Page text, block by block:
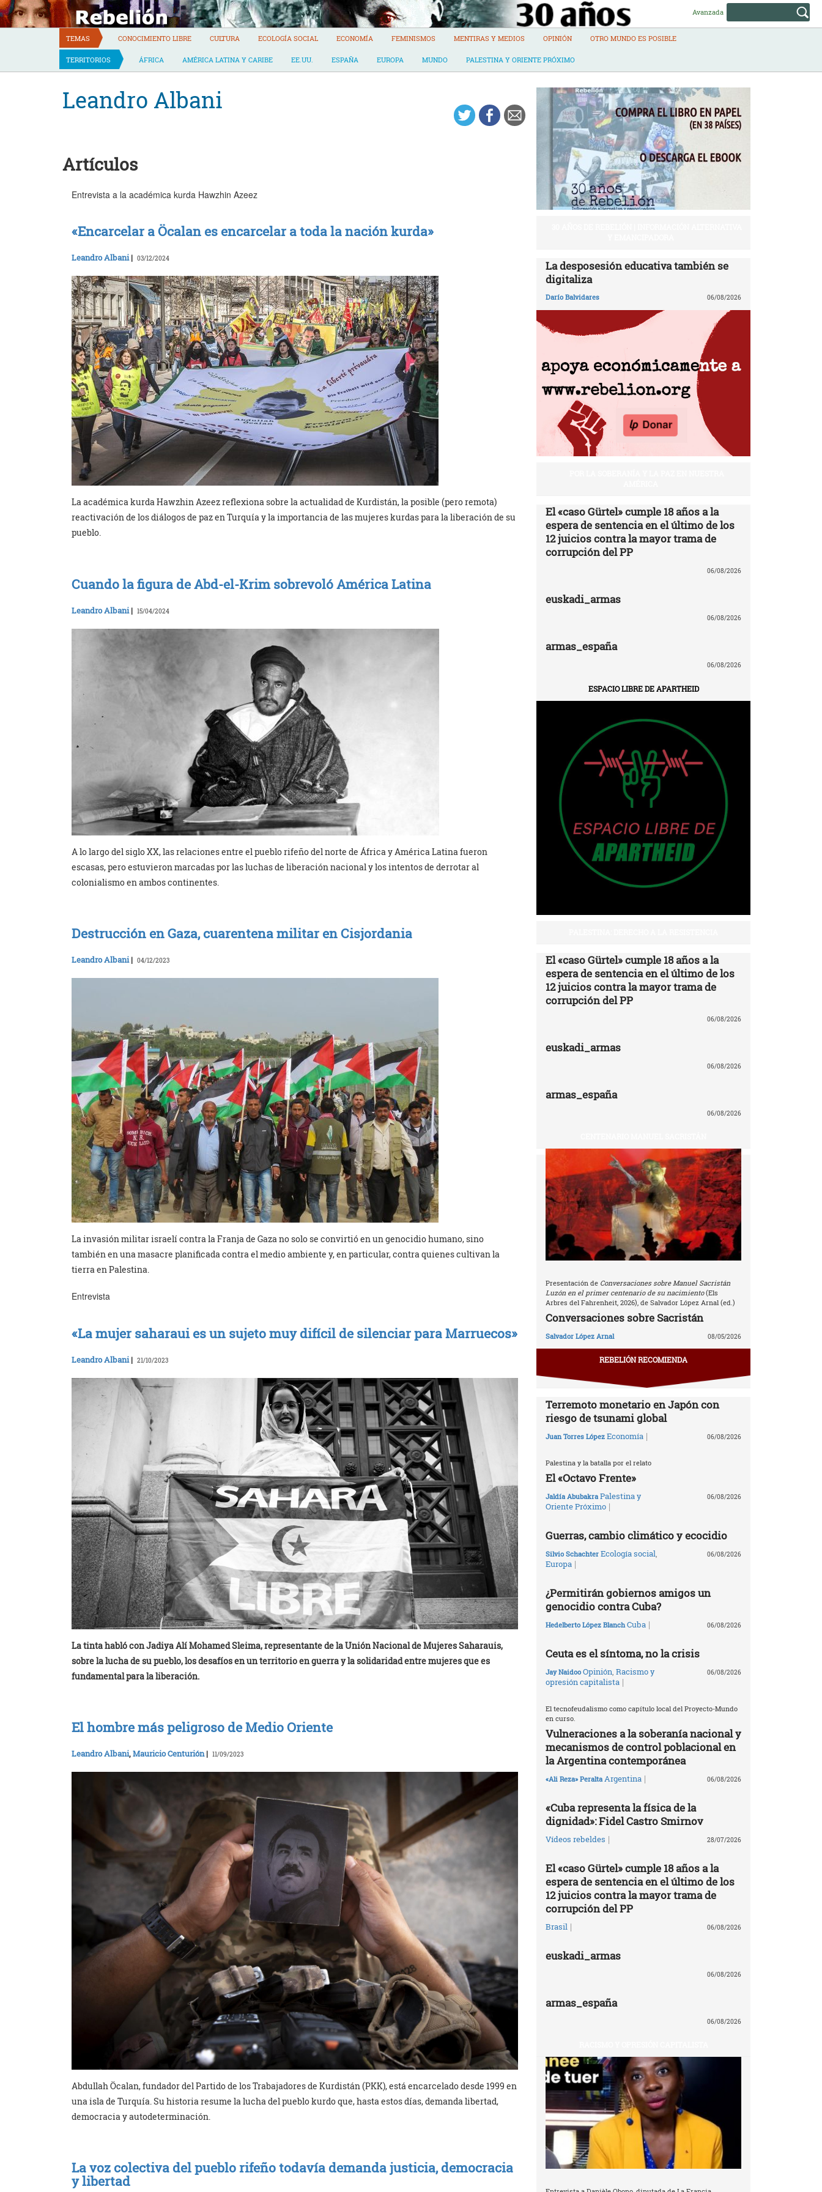
Skip
to
content
Avanzada
TEMAS CONOCIMIENTO LIBRE CULTURA ECOLOGÍA SOCIAL ECONOMÍA FEMINISMOS MENTIRAS Y MEDIOS OPINIÓN OTRO MUNDO ES POSIBLE
TERRITORIOS ÁFRICA AMÉRICA LATINA Y CARIBE EE.UU. ESPAÑA EUROPA MUNDO PALESTINA Y ORIENTE PRÓXIMO
Leandro Albani
Artículos
Entrevista a la académica kurda Hawzhin Azeez
«Encarcelar a Öcalan es encarcelar a toda la nación kurda»
Leandro Albani| 03/12/2024
La académica kurda Hawzhin Azeez reflexiona sobre la actualidad de Kurdistán, la posible (pero remota)
reactivación de los diálogos de paz en Turquía y la importancia de las mujeres kurdas para la liberación de su
pueblo.
Cuando la figura de Abd-el-Krim sobrevoló América Latina
Leandro Albani| 15/04/2024
A lo largo del siglo XX, las relaciones entre el pueblo rifeño del norte de África y América Latina fueron
escasas, pero estuvieron marcadas por las luchas de liberación nacional y los intentos de derrotar al
colonialismo en ambos continentes.
Destrucción en Gaza, cuarentena militar en Cisjordania
Leandro Albani| 04/12/2023
La invasión militar israelí contra la Franja de Gaza no solo se convirtió en un genocidio humano, sino
también en una masacre planificada contra el medio ambiente y, en particular, contra quienes cultivan la
tierra en Palestina.
Entrevista
«La mujer saharaui es un sujeto muy difícil de silenciar para Marruecos»
Leandro Albani| 21/10/2023
La tinta habló con Jadiya Alí Mohamed Sleima, representante de la Unión Nacional de Mujeres Saharauis,
sobre la lucha de su pueblo, los desafíos en un territorio en guerra y la solidaridad entre mujeres que es
fundamental para la liberación.
El hombre más peligroso de Medio Oriente
Leandro Albani,Mauricio Centurión| 11/09/2023
Abdullah Öcalan, fundador del Partido de los Trabajadores de Kurdistán (PKK), está encarcelado desde 1999 en
una isla de Turquía. Su historia resume la lucha del pueblo kurdo que, hasta estos días, demanda libertad,
democracia y autodeterminación.
La voz colectiva del pueblo rifeño todavía demanda justicia, democracia
y libertad
La desposesión educativa también se
digitaliza
Darío Balvidares 06/08/2026
El «caso Gürtel» cumple 18 años a la
espera de sentencia en el último de los
12 juicios contra la mayor trama de
corrupción del PP
06/08/2026
euskadi_armas
06/08/2026
armas_españa
06/08/2026
ESPACIO LIBRE DE APARTHEID
El «caso Gürtel» cumple 18 años a la
espera de sentencia en el último de los
12 juicios contra la mayor trama de
corrupción del PP
06/08/2026
euskadi_armas
06/08/2026
armas_españa
06/08/2026
Presentación de Conversaciones sobre Manuel Sacristán
Luzón en el primer centenario de su nacimiento(Els
Arbres del Fahrenheit, 2026), de Salvador López Arnal (ed.)
Conversaciones sobre Sacristán
Salvador López Arnal 08/05/2026
REBELIÓN RECOMIENDA
Terremoto monetario en Japón con
riesgo de tsunami global
Juan Torres López Economía | 06/08/2026
Palestina y la batalla por el relato
El «Octavo Frente»
Jaldía Abubakra Palestina y
Oriente Próximo |
06/08/2026
Guerras, cambio climático y ecocidio
Silvio Schachter Ecología social
Europa |
06/08/2026
¿Permitirán gobiernos amigos un
genocidio contra Cuba?
Hedelberto López Blanch Cuba | 06/08/2026
Ceuta es el síntoma, no la crisis
Jay Naidoo Opinión Racismo y
opresión capitalista |
06/08/2026
El tecnofeudalismo como capítulo local del Proyecto-Mundo
en curso.
Vulneraciones a la soberanía nacional y
mecanismos de control poblacional en
la Argentina contemporánea
«Ali Reza» Peralta Argentina | 06/08/2026
«Cuba representa la física de la
dignidad»: Fidel Castro Smirnov
Vídeos rebeldes | 28/07/2026
El «caso Gürtel» cumple 18 años a la
espera de sentencia en el último de los
12 juicios contra la mayor trama de
corrupción del PP
Brasil | 06/08/2026
euskadi_armas
06/08/2026
armas_españa
06/08/2026